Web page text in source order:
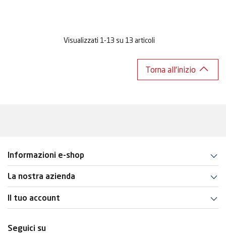
Visualizzati 1-13 su 13 articoli
Torna all'inizio
Informazioni e-shop
La nostra azienda
Il tuo account
Seguici su